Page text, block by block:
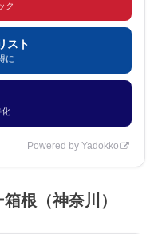
ク
スト
に
化
Powered by Yadokko
根（神奈川）